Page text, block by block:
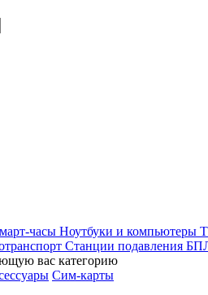
часы Ноутбуки и компьютеры
Станции подавления
вас категорию
Сим-карты